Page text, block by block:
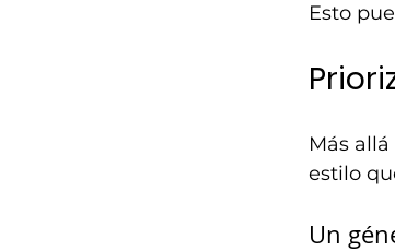
Esto
Más
estilo
Un